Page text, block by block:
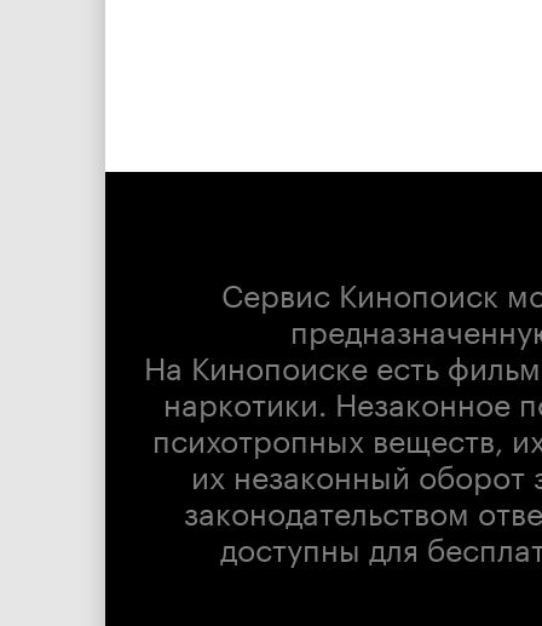
Сервис Кинопоиск
На Кинопоиске есть
наркотики. Незаконное
психотропных веществ,
их незаконный оборот
законодательством
доступны для